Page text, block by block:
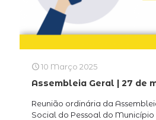
10 Março 2025
Assembleia Geral | 27 de
Reunião ordinária da
Social do Pessoal do